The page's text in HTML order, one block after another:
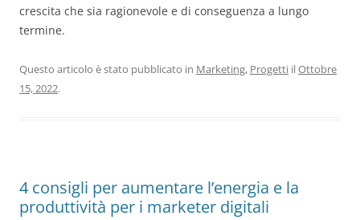
crescita che sia ragionevole e di conseguenza a lungo
termine.
Questo articolo è stato pubblicato in Marketing, Progetti ilOttobre
15, 2022.
4 consigli per aumentare l’energia e la
produttività per i marketer digitali